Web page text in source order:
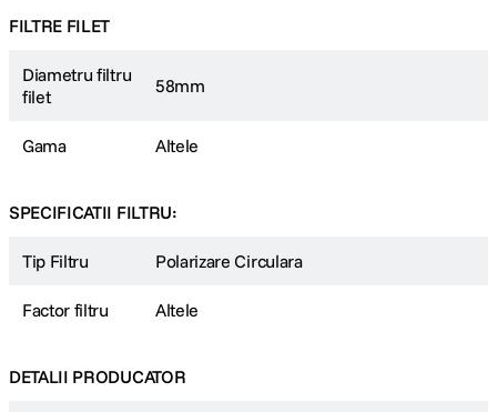
FILTRE FILET
Diametru filtru
filet
58mm
Gama Altele
SPECIFICATII FILTRU:
Tip Filtru Polarizare Circulara
Factor filtru Altele
DETALII PRODUCATOR